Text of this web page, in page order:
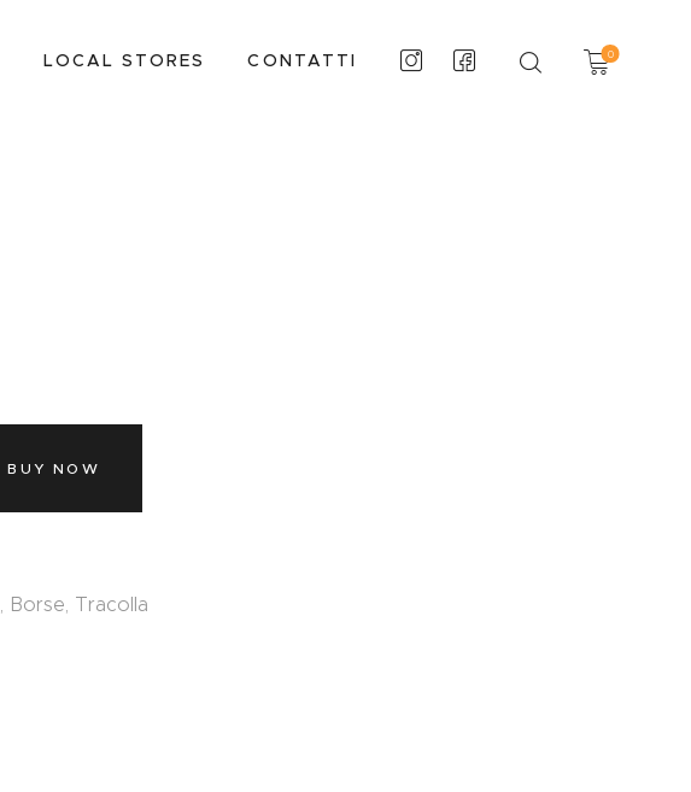
LOCAL STORES CONTATTI 0
BUY NOW
, Borse, Tracolla